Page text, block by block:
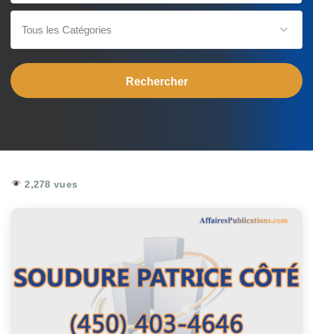
Tous les Catégories
2,278 vues